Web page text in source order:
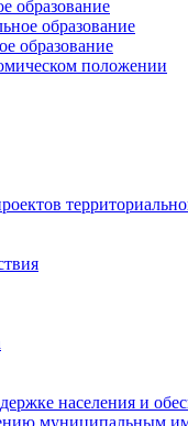
образование
образование
образование
положении
населения и
муниципальным